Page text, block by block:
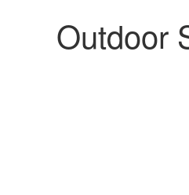
Outdoor